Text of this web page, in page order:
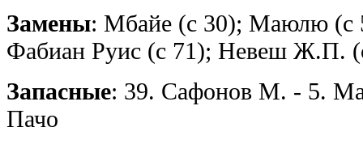
Замены: Мбайе (с 30); Маюлю
Фабиан Руис (с 71); Невеш Ж.П.
Запасные: 39. Сафонов М. - 5.
Пачо